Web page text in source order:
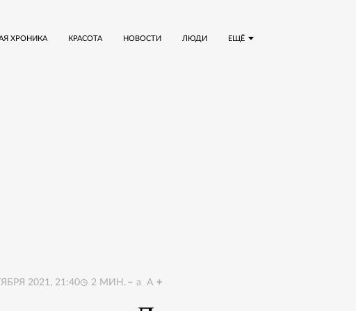
ЕЩЁ
ХРОНИКА КРАСОТА НОВОСТИ ЛЮДИ
2021, 21:40 2 МИН. a A